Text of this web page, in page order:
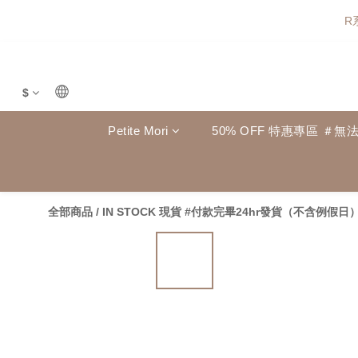
R
$
Petite Mori 50% OFF 特惠專區 ＃無
全部商品 / IN STOCK 現貨 #付款完畢24hr發貨（不含例假日